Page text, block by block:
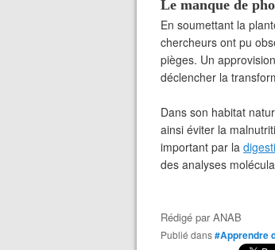
Le manque de
En soumettant la
chercheurs ont pu
pièges. Un
déclencher la
Dans son habitat
ainsi éviter la
important par la
des analyses
Rédigé parANAB
Publié dans#Apprendre